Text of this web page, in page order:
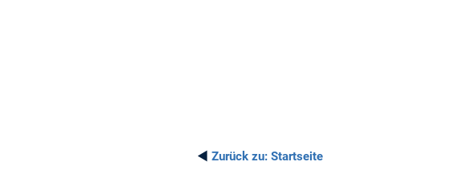
◄ Zurück zu: Startseite